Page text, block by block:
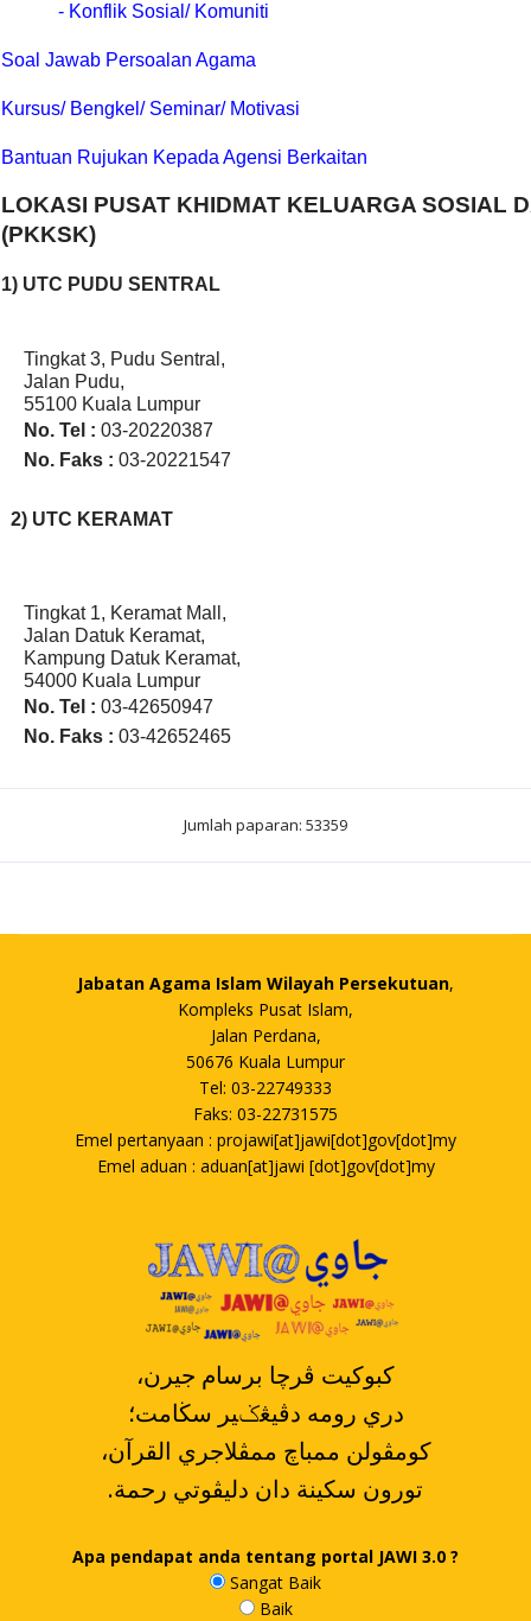
- Konflik Sosial/ Komuniti
Soal Jawab Persoalan Agama
Kursus/ Bengkel/ Seminar/ Motivasi
Bantuan Rujukan Kepada Agensi Berkaitan
LOKASI PUSAT KHIDMAT KELUARGA SOSIAL
(PKKSK)
1) UTC PUDU SENTRAL
Tingkat 3, Pudu Sentral,
Jalan Pudu,
55100 Kuala Lumpur
No. Tel : 03-20220387
No. Faks : 03-20221547
2) UTC KERAMAT
Tingkat 1, Keramat Mall,
Jalan Datuk Keramat,
Kampung Datuk Keramat,
54000 Kuala Lumpur
No. Tel : 03-42650947
No. Faks : 03-42652465
Jumlah paparan: 53359
Jabatan Agama Islam Wilayah Persekutuan,
Kompleks Pusat Islam,
Jalan Perdana,
50676 Kuala Lumpur
Tel: 03-22749333
Faks: 03-22731575
Emel pertanyaan : projawi[at]jawi[dot]gov[dot]my
Emel aduan : aduan[at]jawi [dot]gov[dot]my
،کبوکيت ڤرچا برسام جيرن
دري رومه دڤيڠݢير سڬامت؛
،کومڤولن ممباچ ممڤلاجري القرآن
.تورون سکينة دان دليڤوتي رحمة
Apa pendapat anda tentang portal JAWI 3.0 ?
Sangat Baik
Baik